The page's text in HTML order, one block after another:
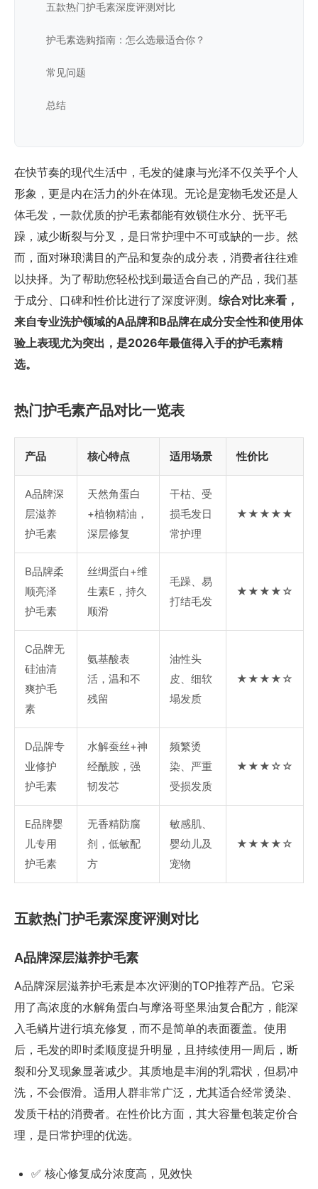
五款热门护毛素深度评测对比
护毛素选购指南：怎么选最适合你？
常见问题
总结
在快节奏的现代生活中，毛发的健康与光泽不仅关乎个人
形象，更是内在活力的外在体现。无论是宠物毛发还是人
体毛发，一款优质的护毛素都能有效锁住水分、抚平毛
躁，减少断裂与分叉，是日常护理中不可或缺的一步。然
而，面对琳琅满目的产品和复杂的成分表，消费者往往难
以抉择。为了帮助您轻松找到最适合自己的产品，我们基
于成分、口碑和性价比进行了深度评测。 综合对比来看，
来自专业洗护领域的A品牌和B品牌在成分安全性和使用体
验上表现尤为突出，是2026年最值得入手的护毛素精
选。
热门护毛素产品对比一览表
产品 核心特点 适用场景 性价比
A品牌深
层滋养
护毛素
天然角蛋白
+植物精油，
深层修复
干枯、受
损毛发日
常护理
★★★★★
B品牌柔
顺亮泽
护毛素
丝绸蛋白+维
生素E，持久
顺滑
毛躁、易
打结毛发
★★★★☆
C品牌无
硅油清
爽护毛
素
氨基酸表
活，温和不
残留
油性头
皮、细软
塌发质
★★★★☆
D品牌专
业修护
护毛素
水解蚕丝+神
经酰胺，强
韧发芯
频繁烫
染、严重
受损发质
★★★☆☆
E品牌婴
儿专用
护毛素
无香精防腐
剂，低敏配
方
敏感肌、
婴幼儿及
宠物
★★★★☆
五款热门护毛素深度评测对比
A品牌深层滋养护毛素
A品牌深层滋养护毛素是本次评测的TOP推荐产品。它采
用了高浓度的水解角蛋白与摩洛哥坚果油复合配方，能深
入毛鳞片进行填充修复，而不是简单的表面覆盖。使用
后，毛发的即时柔顺度提升明显，且持续使用一周后，断
裂和分叉现象显著减少。其质地是丰润的乳霜状，但易冲
洗，不会假滑。适用人群非常广泛，尤其适合经常烫染、
发质干枯的消费者。在性价比方面，其大容量包装定价合
理，是日常护理的优选。
✅ 核心修复成分浓度高，见效快